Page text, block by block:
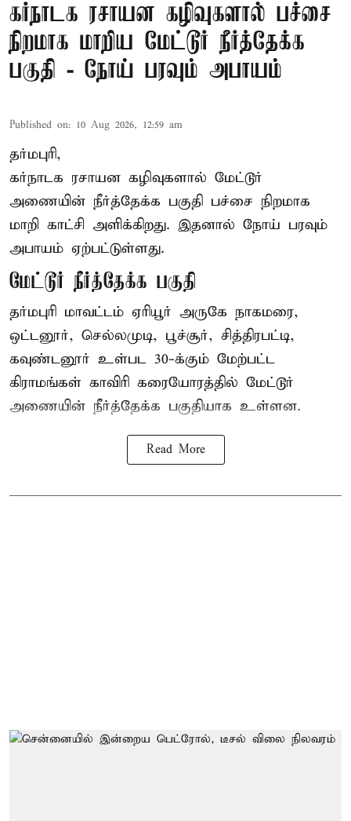
கர்நாடக ரசாயன கழிவுகளால் பச்சை
நிறமாக மாறிய மேட்டூர் நீர்த்தேக்க
பகுதி - நோய் பரவும் அபாயம்
Published on: 10 Aug 2026, 12:59 am
தர்மபுரி,
கர்நாடக ரசாயன கழிவுகளால் மேட்டூர்
அணையின் நீர்த்தேக்க பகுதி பச்சை நிறமாக
மாறி காட்சி அளிக்கிறது. இதனால் நோய் பரவும்
அபாயம் ஏற்பட்டுள்ளது.
மேட்டூர் நீர்த்தேக்க பகுதி
தர்மபுரி மாவட்டம் ஏரியூர் அருகே நாகமரை,
ஒட்டனூர், செல்லமுடி, பூச்சூர், சித்திரபட்டி,
கவுண்டனூர் உள்பட 30-க்கும் மேற்பட்ட
கிராமங்கள் காவிரி கரையோரத்தில் மேட்டூர்
அணையின் நீர்த்தேக்க பகுதியாக உள்ளன.
Read More